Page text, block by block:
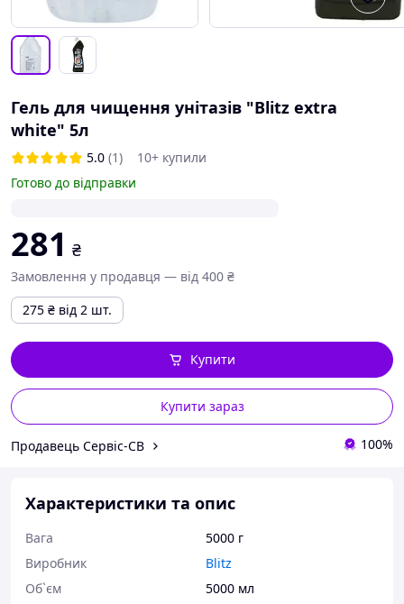
Гель для чищення унітазів "Blitz extra
white" 5л
5.0 (1)
10+ купили
Готово до відправки
281 ₴
Замовлення у продавця — від 400 ₴
275 ₴ від 2 шт.
Купити зараз
Купити
Продавець Сервіс-СВ 100%
Характеристики та опис
Вага
5000 г
Виробник
Blitz
Об`єм
5000 мл